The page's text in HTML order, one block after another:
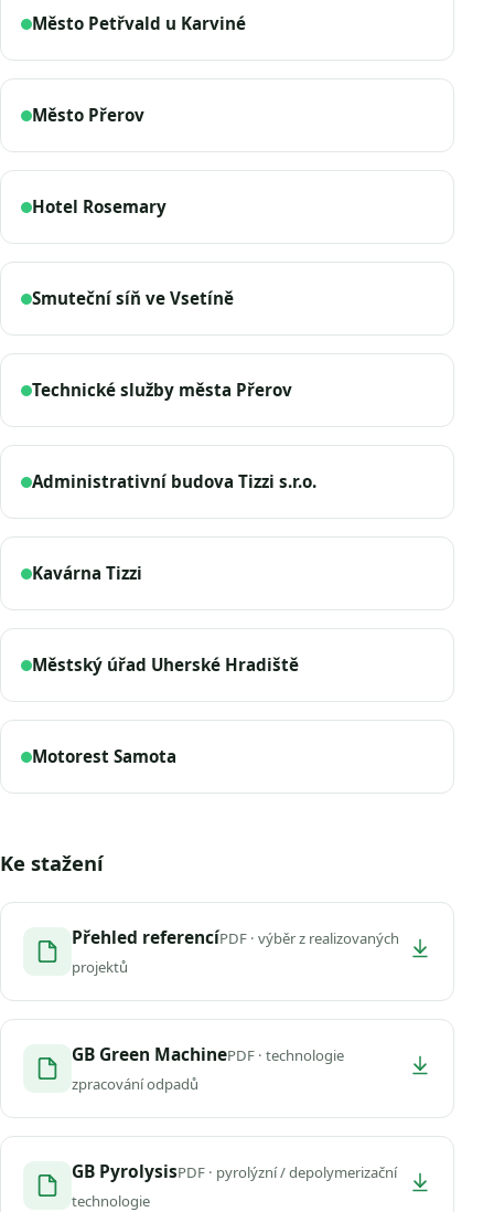
Město Petřvald u Karviné
Město Přerov
Hotel Rosemary
Smuteční síň ve Vsetíně
Technické služby města Přerov
Administrativní budova Tizzi s.r.o.
Kavárna Tizzi
Městský úřad Uherské Hradiště
Motorest Samota
Ke stažení
Přehled referencíPDF · výběr z realizovaných
projektů
GB Green MachinePDF · technologie
zpracování odpadů
GB PyrolysisPDF · pyrolýzní / depolymerizační
technologie